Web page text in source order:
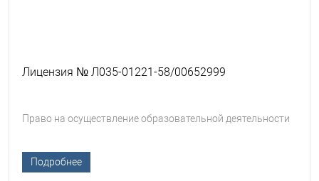
Лицензия № Л035-01221-58/00652999
Право на осуществление образовательной деятельности
Подробнее